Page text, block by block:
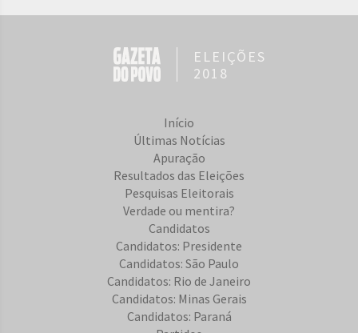
ELEIÇÕES
2018
Início
Últimas Notícias
Apuração
Resultados das Eleições
Pesquisas Eleitorais
Verdade ou mentira?
Candidatos
Candidatos: Presidente
Candidatos: São Paulo
Candidatos: Rio de Janeiro
Candidatos: Minas Gerais
Candidatos: Paraná